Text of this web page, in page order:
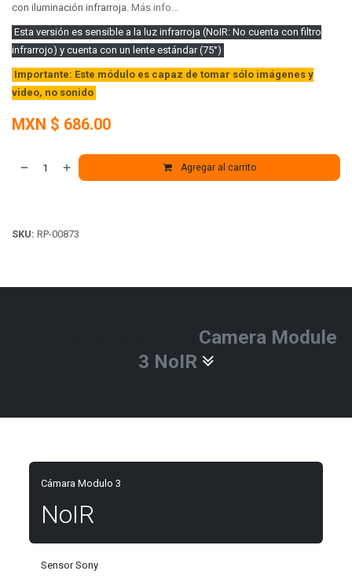
con iluminación infrarroja. Más info...
Esta versión es sensible a la luz infrarroja (NoIR: No cuenta con filtro
infrarrojo) y cuenta con un lente estándar (75°)
Importante: Este módulo es capaz de tomar sólo imágenes y
video, no sonido
MXN $ 686.00
Agregar al carrito
SKU: RP-00873
Camera Module
3 NoIR
Sensor Sony
Cámara Modulo 3
NoIR